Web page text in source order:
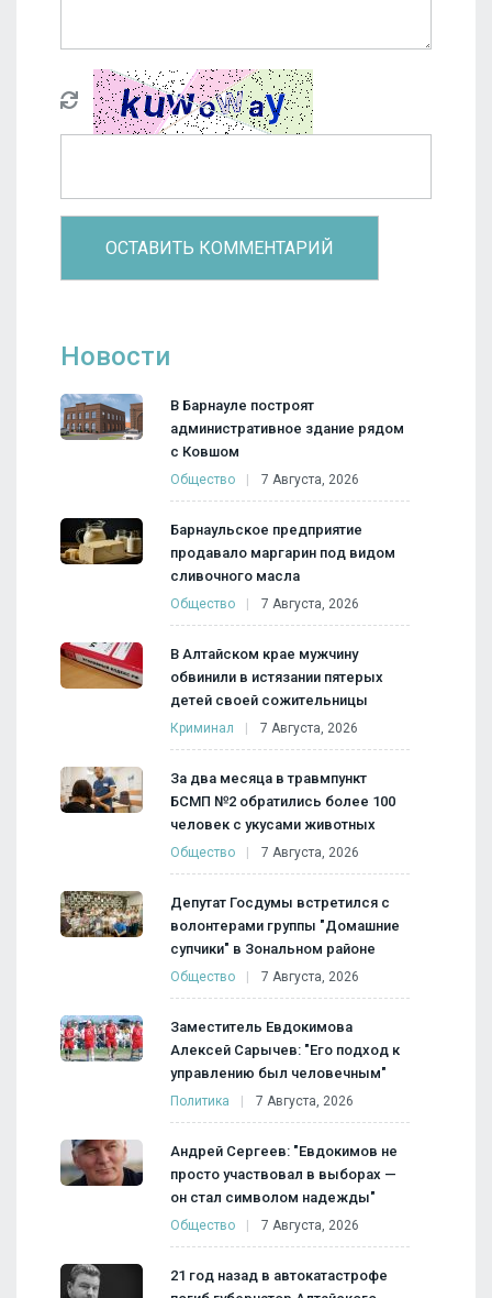
Новости
В Барнауле построят
административное здание рядом
с Ковшом
Общество 7 Августа, 2026
Барнаульское предприятие
продавало маргарин под видом
сливочного масла
Общество 7 Августа, 2026
В Алтайском крае мужчину
обвинили в истязании пятерых
детей своей сожительницы
Криминал 7 Августа, 2026
За два месяца в травмпункт
БСМП №2 обратились более 100
человек с укусами животных
Общество 7 Августа, 2026
Депутат Госдумы встретился с
волонтерами группы "Домашние
супчики" в Зональном районе
Общество 7 Августа, 2026
Заместитель Евдокимова
Алексей Сарычев: "Его подход к
управлению был человечным"
Политика 7 Августа, 2026
Андрей Сергеев: "Евдокимов не
просто участвовал в выборах —
он стал символом надежды"
Общество 7 Августа, 2026
21 год назад в автокатастрофе